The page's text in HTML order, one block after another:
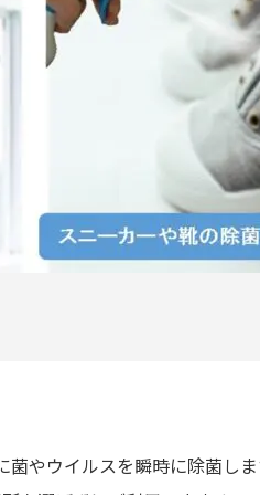
菌やウイルスを瞬時に除菌しま